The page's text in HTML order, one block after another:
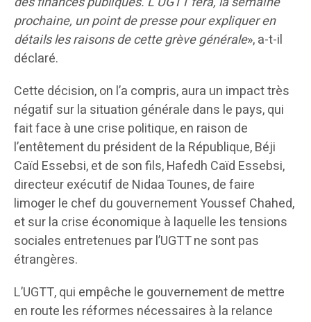
prochaine, un point de presse pour expliquer en
détails les raisons de cette grève générale», a-t-il
déclaré.
Cette décision, on l’a compris, aura un impact très
négatif sur la situation générale dans le pays, qui
fait face à une crise politique, en raison de
l’entêtement du président de la République, Béji
Caïd Essebsi, et de son fils, Hafedh Caïd Essebsi,
directeur exécutif de Nidaa Tounes, de faire
limoger le chef du gouvernement Youssef Chahed,
et sur la crise économique à laquelle les tensions
sociales entretenues par l’UGTT ne sont pas
étrangères.
L’UGTT, qui empêche le gouvernement de mettre
en route les réformes nécessaires à la relance